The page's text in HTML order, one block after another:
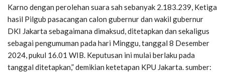
Karno dengan perolehan suara sah sebanyak 2.183.239, Ketiga
hasil Pilgub pasacangan calon gubernur dan wakil gubernur
DKI Jakarta sebagaimana dimaksud, ditetapkan dan sekaligus
sebagai pengumuman pada hari Minggu, tanggal 8 Desember
2024, pukul 16.01 WIB. Keputusan ini mulai berlaku pada
tanggal ditetapkan,” demikian ketetapan KPU Jakarta. sumber: